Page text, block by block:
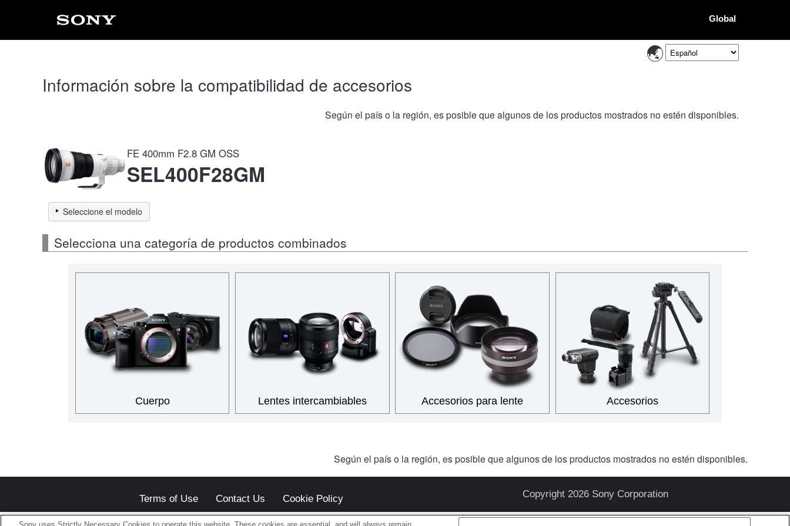
Global
Información sobre la compatibilidad de accesorios
Según el país o la región, es posible que algunos de los productos mostrados no estén disponibles.
FE 400mm F2.8 GM OSS
SEL400F28GM
Seleccione el modelo
Selecciona una categoría de productos combinados
Cuerpo Lentes intercambiables Accesorios para lente Accesorios
Según el país o la región, es posible que algunos de los productos mostrados no estén disponibles.
Terms of Use Contact Us Cookie Policy Copyright 2026 Sony Corporation